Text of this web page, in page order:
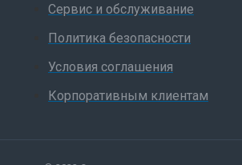
Сервис и обслуживание
Политика безопасности
Условия соглашения
Корпоративным клиентам